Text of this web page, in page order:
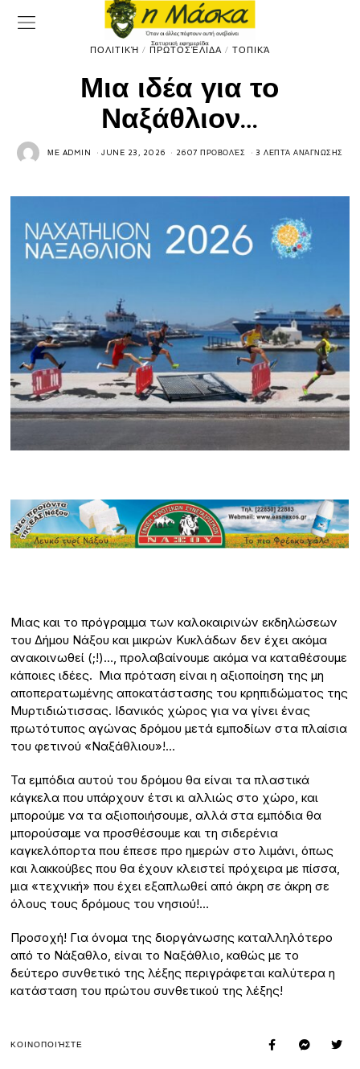
ΠΟΛΙΤΙΚΉ / ΠΡΩΤΟΣΈΛΙΔΑ / ΤΟΠΙΚΆ
Μια ιδέα για το
Ναξάθλιον…
ΜΕ ADMIN JUNE 23, 2026 2607 ΠΡΟΒΟΛΈΣ 3 ΛΕΠΤΆ ΑΝΆΓΝΩΣΗΣ
Μιας και το πρόγραμμα των καλοκαιρινών εκδηλώσεων
του Δήμου Νάξου και μικρών Κυκλάδων δεν έχει ακόμα
ανακοινωθεί (;!)…, προλαβαίνουμε ακόμα να καταθέσουμε
κάποιες ιδέες. Μια πρόταση είναι η αξιοποίηση της μη
αποπερατωμένης αποκατάστασης του κρηπιδώματος της
Μυρτιδιώτισσας. Ιδανικός χώρος για να γίνει ένας
πρωτότυπος αγώνας δρόμου μετά εμποδίων στα πλαίσια
του φετινού «Ναξάθλιου»!…
Τα εμπόδια αυτού του δρόμου θα είναι τα πλαστικά
κάγκελα που υπάρχουν έτσι κι αλλιώς στο χώρο, και
μπορούμε να τα αξιοποιήσουμε, αλλά στα εμπόδια θα
μπορούσαμε να προσθέσουμε και τη σιδερένια
καγκελόπορτα που έπεσε προ ημερών στο λιμάνι, όπως
και λακκούβες που θα έχουν κλειστεί πρόχειρα με πίσσα,
μια «τεχνική» που έχει εξαπλωθεί από άκρη σε άκρη σε
όλους τους δρόμους του νησιού!…
Προσοχή! Για όνομα της διοργάνωσης καταλληλότερο
από το Νάξαθλο, είναι το Ναξάθλιο, καθώς με το
δεύτερο συνθετικό της λέξης περιγράφεται καλύτερα η
κατάσταση του πρώτου συνθετικού της λέξης!
ΚΟΙΝΟΠΟΙΉΣΤΕ